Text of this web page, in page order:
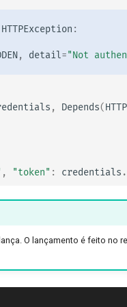
HTTPException :
, detail="Not
, Depends(
, "token" : credentials .
O lançamento é feito no